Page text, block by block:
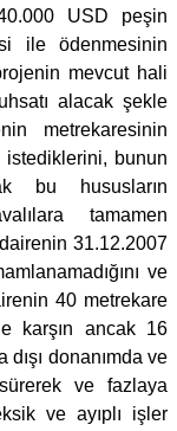
USD peşin
ile ödenmesinin
mevcut hali
alacak şekle
metrekaresinin
istediklerini, bunun
bu hususların
tamamen
31.12.2007
ve
40 metrekare
karşın ancak 16
dışı donanımda ve
ve fazlaya
ve ayıplı işler